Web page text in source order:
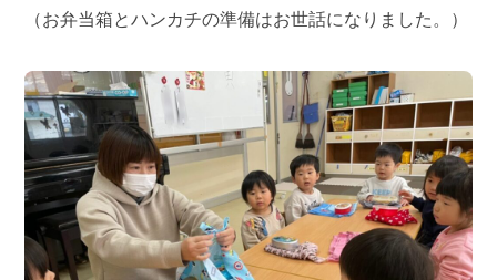
（お弁当箱とハンカチの準備はお世話になりました。）